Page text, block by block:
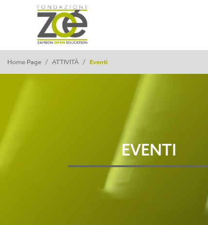
Home Page / ATTIVITÀ / Eventi
EVENTI